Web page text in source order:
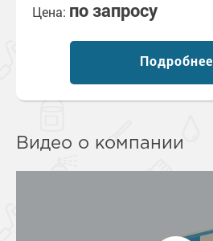
Цена: по запросу
Подробнее
Видео о компании